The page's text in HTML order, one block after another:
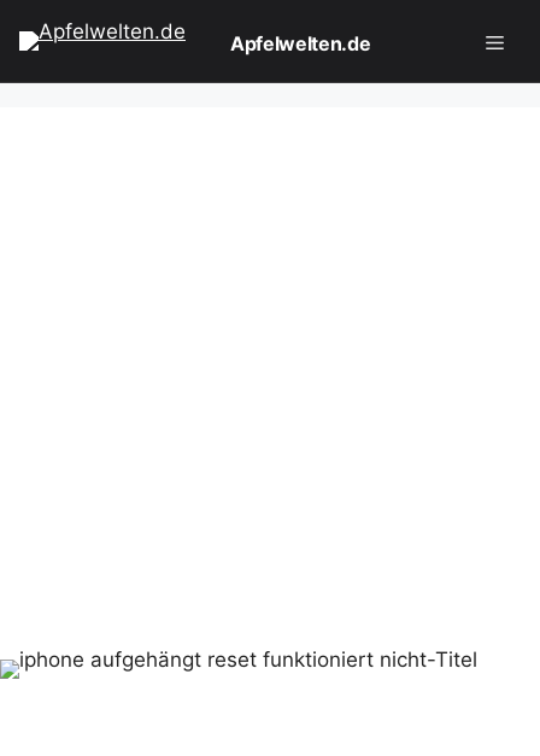
Inhalt
Apfelwelten.de